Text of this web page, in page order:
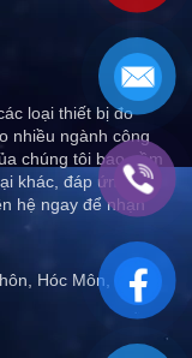
loại thiết bị đo
nhiều ngành công
chúng tôi bao gồm
khác, đáp ứng mọi
hệ ngay để nhận
Hóc Môn,